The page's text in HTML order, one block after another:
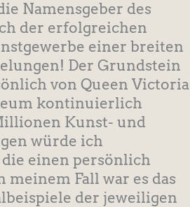
Namensgeber des
der erfolgreichen
einer breiten
Der Grundstein
von Queen Victoria
kontinuierlich
Kunst- und
würde ich
einen persönlich
Fall war es das
der jeweiligen